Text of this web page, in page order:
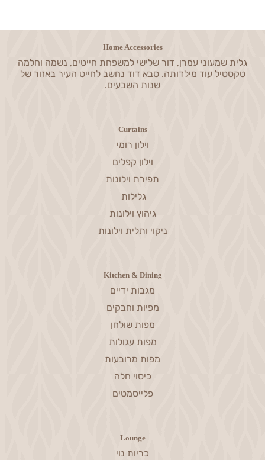
Home Accessories
גלית שמעוני עמרן, דור שלישי למשפחת חייטים, נשמה וחלמה
טקסטיל עוד מילדותה. סבא דוד נחשב לחייט העיר באזור של
שנות השבעים.
Curtains
וילון רומי
וילון קפלים
תפירת וילונות
גלילות
גיהוץ וילונות
ניקוי ותלית וילונות
Kitchen & Dining
מגבות ידיים
מפיות וחבקים
מפות שולחן
מפות עגולות
מפות מרובעות
כיסוי חלה
פלייסמטים
Lounge
כריות נוי